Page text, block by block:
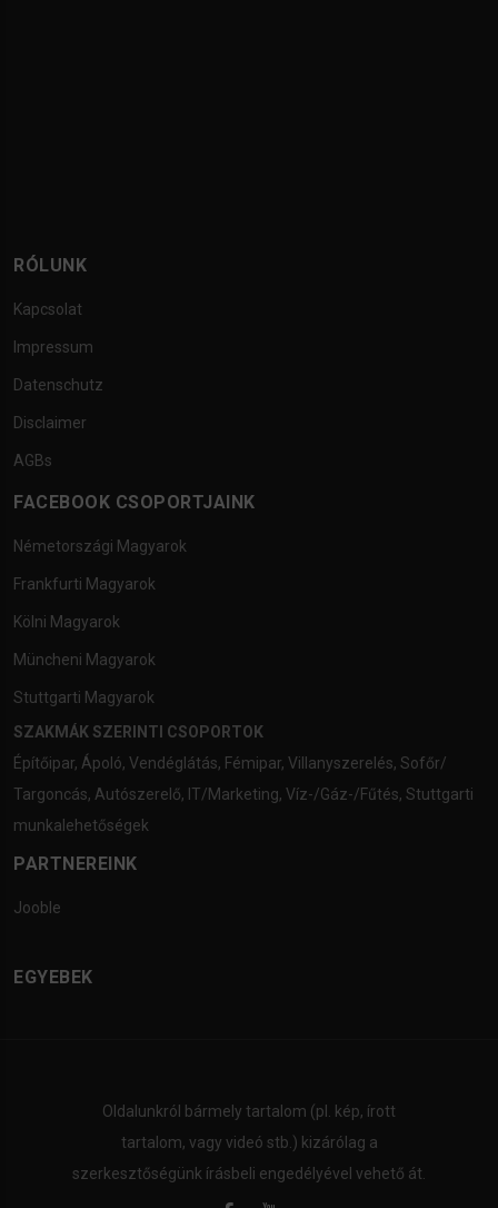
RÓLUNK
Kapcsolat
Impressum
Datenschutz
Disclaimer
AGBs
FACEBOOK CSOPORTJAINK
Németországi Magyarok
Frankfurti Magyarok
Kölni Magyarok
Müncheni Magyarok
Stuttgarti Magyarok
SZAKMÁK SZERINTI CSOPORTOK
Építőipar, Ápoló, Vendéglátás, Fémipar, Villanyszerelés, Sofőr/
Targoncás, Autószerelő, IT/Marketing, Víz-/Gáz-/Fűtés, Stuttgarti
munkalehetőségek
PARTNEREINK
Jooble
EGYEBEK
Oldalunkról bármely tartalom (pl. kép, írott
tartalom, vagy videó stb.) kizárólag a
szerkesztőségünk írásbeli engedélyével vehető át.